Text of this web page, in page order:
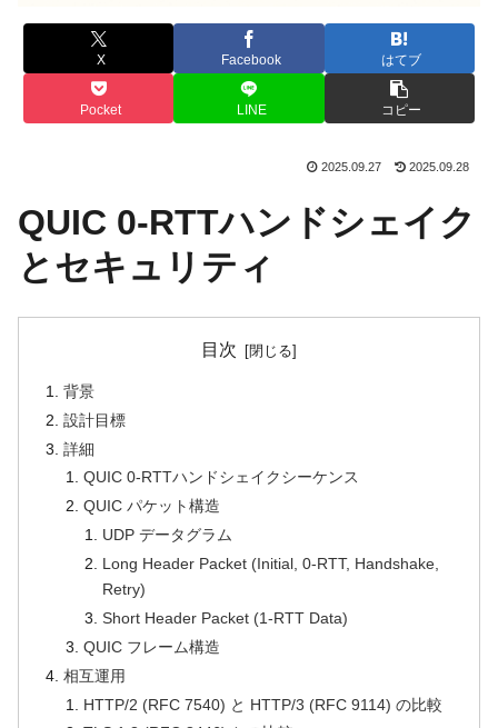
X Facebook はてブ
Pocket LINE コピー
2025.09.27 2025.09.28
QUIC 0-RTTハンドシェイク
とセキュリティ
目次
背景
設計目標
詳細
QUIC 0-RTTハンドシェイクシーケンス
QUIC パケット構造
UDP データグラム
Long Header Packet (Initial, 0-RTT, Handshake,
Retry)
Short Header Packet (1-RTT Data)
QUIC フレーム構造
相互運用
HTTP/2 (RFC 7540) と HTTP/3 (RFC 9114) の比較